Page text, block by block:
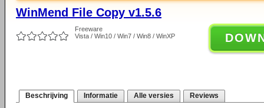
WinMend File Copy v1.5.6
Freeware
Vista / Win10 / Win7 / Win8 / WinXP
Beschrijving Informatie Alle versies Reviews